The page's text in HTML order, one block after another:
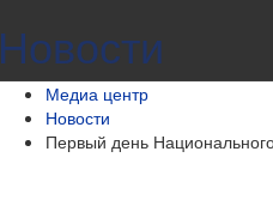
Новости
Медиа центр
Новости
Первый день